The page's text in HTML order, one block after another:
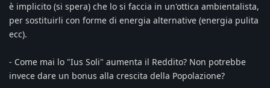
è implicito (si spera) che lo si faccia in un'ottica ambientalista,
per sostituirli con forme di energia alternative (energia pulita
ecc).
- Come mai lo "Ius Soli" aumenta il Reddito? Non potrebbe
invece dare un bonus alla crescita della Popolazione?